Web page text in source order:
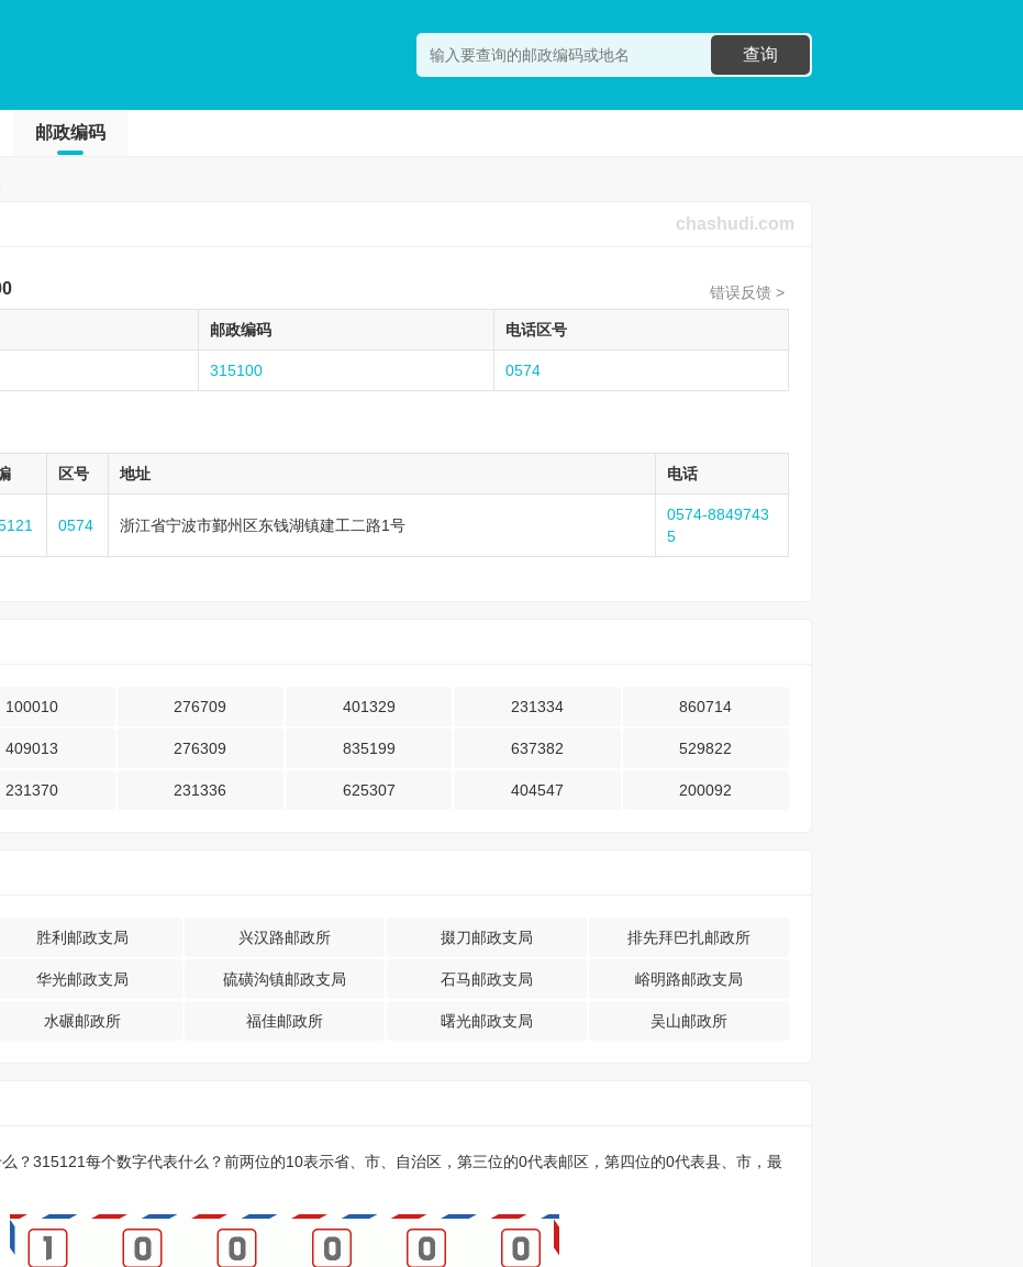
查询
邮政编码
chashudi.com
错误反馈 >
邮政编码 电话区号
315100 0574
区号 地址 电话
0574 浙江省宁波市鄞州区东钱湖镇建工二路1号
0574-8849743
5
100010 276709 401329 231334 860714
409013 276309 835199 637382 529822
231370 231336 625307 404547 200092
胜利邮政支局 兴汉路邮政所 掇刀邮政支局 排先拜巴扎邮政所
华光邮政支局 硫磺沟镇邮政支局 石马邮政支局 峪明路邮政支局
水碾邮政所 福佳邮政所 曙光邮政支局 吴山邮政所
？315121每个数字代表什么？前两位的10表示省、市、自治区，第三位的0代表邮区，第四位的0代表县、市，最